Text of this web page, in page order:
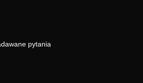
pytania